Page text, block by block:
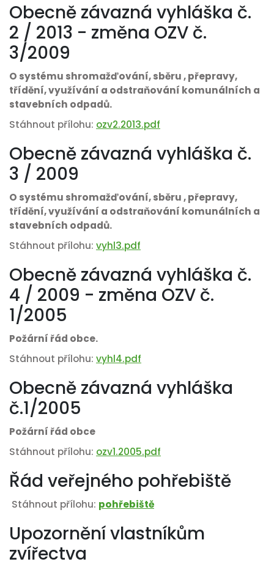
Obecně závazná vyhláška č.
2 / 2013 - změna OZV č.
3/2009
O systému shromažďování, sběru , přepravy,
třídění, využívání a odstraňování komunálních a
stavebních odpadů.
Stáhnout přílohu: ozv2.2013.pdf
Obecně závazná vyhláška č.
3 / 2009
O systému shromažďování, sběru , přepravy,
třídění, využívání a odstraňování komunálních a
stavebních odpadů.
Stáhnout přílohu: vyhl3.pdf
Obecně závazná vyhláška č.
4 / 2009 - změna OZV č.
1/2005
Požární řád obce.
Stáhnout přílohu: vyhl4.pdf
Obecně závazná vyhláška
č.1/2005
Požární řád obce
Stáhnout přílohu: ozv1.2005.pdf
Řád veřejného pohřebiště
Stáhnout přílohu: pohřebiště
Upozornění vlastníkům
zvířectva